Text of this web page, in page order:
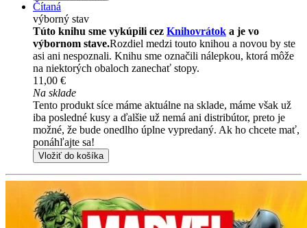
Čítaná
výborný stav
Túto knihu sme vykúpili cez Knihovrátok a je vo
výbornom stave.Rozdiel medzi touto knihou a novou by ste
asi ani nespoznali. Knihu sme označili nálepkou, ktorá môže
na niektorých obaloch zanechať stopy.
11,00 €
Na sklade
Tento produkt síce máme aktuálne na sklade, máme však už
iba posledné kusy a ďalšie už nemá ani distribútor, preto je
možné, že bude onedlho úplne vypredaný. Ak ho chcete mať,
ponáhľajte sa!
Vložiť do košíka